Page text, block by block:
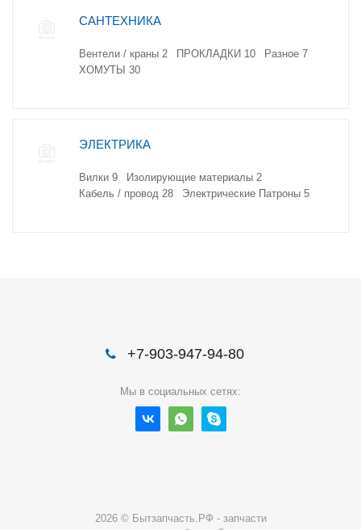
САНТЕХНИКА
Вентели / краны 2 ПРОКЛАДКИ 10 Разное 7
ХОМУТЫ 30
ЭЛЕКТРИКА
Вилки 9 Изолирующие материалы 2
Кабель / провод 28 Электрические Патроны 5
+7-903-947-94-80
Мы в социальных сетях:
2026 © Бытзапчасть.РФ - запчасти